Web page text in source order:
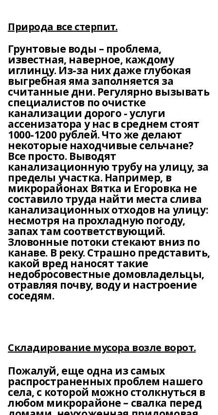
Природа все стерпит.
Грунтовые воды – проблема,
известная, наверное, каждому
иглинцу. Из-за них даже глубокая
выгребная яма заполняется за
считанные дни. Регулярно вызывать
специалистов по очистке
канализации дорого - услуги
ассенизатора у нас в среднем стоят
1000-1200 рублей. Что же делают
некоторые находчивые сельчане?
Все просто. Выводят
канализационную трубу на улицу, за
пределы участка. Например, в
микрорайонах Вятка и Егоровка не
составило труда найти места слива
канализационных отходов на улицу:
несмотря на прохладную погоду,
запах там соответствующий.
Зловонные потоки стекают вниз по
канаве. В реку. Страшно представить,
какой вред наносят такие
недобросовестные домовладельцы,
отравляя почву, воду и настроение
соседям.
Складирование мусора возле ворот.
Пожалуй, еще одна из самых
распространенных проблем нашего
села, с которой можно столкнуться в
любом микрорайоне – свалка перед